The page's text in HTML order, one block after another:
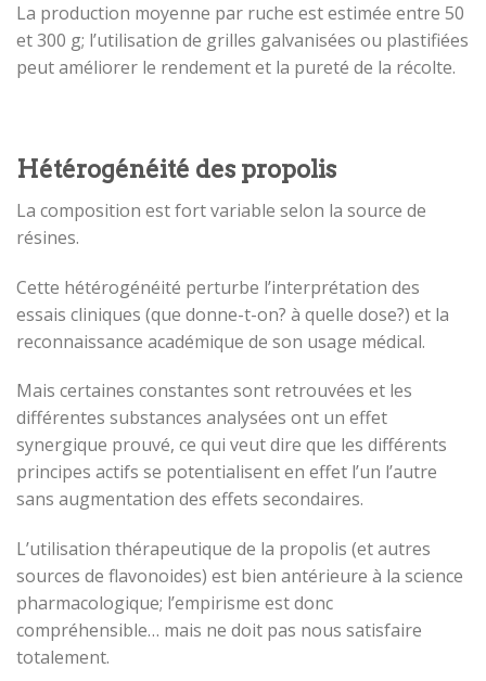
La production moyenne par ruche est estimée entre 50
et 300 g; l’utilisation de grilles galvanisées ou plastifiées
peut améliorer le rendement et la pureté de la récolte.
Hétérogénéité des propolis
La composition est fort variable selon la source de
résines.
Cette hétérogénéité perturbe l’interprétation des
essais cliniques (que donne-t-on? à quelle dose?) et la
reconnaissance académique de son usage médical.
Mais certaines constantes sont retrouvées et les
différentes substances analysées ont un effet
synergique prouvé, ce qui veut dire que les différents
principes actifs se potentialisent en effet l’un l’autre
sans augmentation des effets secondaires.
L’utilisation thérapeutique de la propolis (et autres
sources de flavonoides) est bien antérieure à la science
pharmacologique; l’empirisme est donc
compréhensible… mais ne doit pas nous satisfaire
totalement.